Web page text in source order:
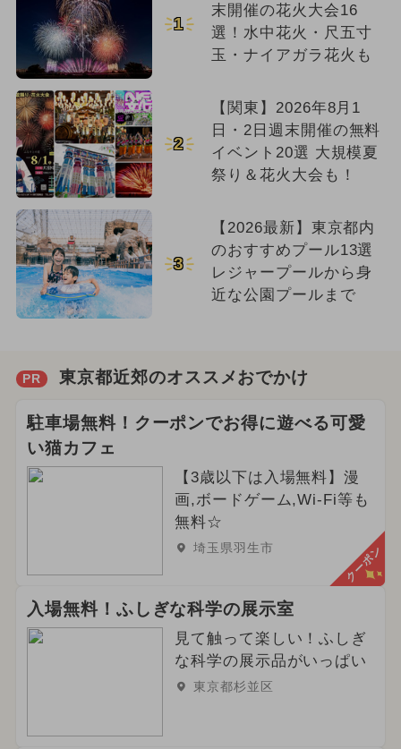
1
末開催の花火大会16
選！水中花火・尺五寸
玉・ナイアガラ花火も
2
【関東】2026年8月1
日・2日週末開催の無料
イベント20選 大規模夏
祭り＆花火大会も！
3
【2026最新】東京都内
のおすすめプール13選
レジャープールから身
近な公園プールまで
PR 東京都近郊のオススメおでかけ
駐車場無料！クーポンでお得に遊べる可愛
い猫カフェ
【3歳以下は入場無料】漫
画,ボードゲーム,Wi-Fi等も
無料☆
埼玉県羽生市 クーポン
入場無料！ふしぎな科学の展示室
見て触って楽しい！ふしぎ
な科学の展示品がいっぱい
東京都杉並区